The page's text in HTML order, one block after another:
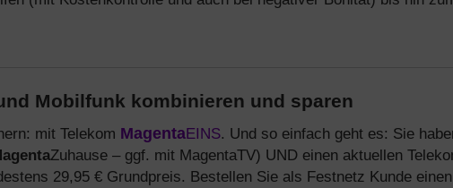
Mobilfunk kombinieren und sparen
mit Telekom MagentaEINS. Und so einfach geht es: Sie
Zuhause – ggf. mit MagentaTV) UND einen aktuellen
29,95 € Grundpreis. Bestellen Sie als Festnetz Kunde einen